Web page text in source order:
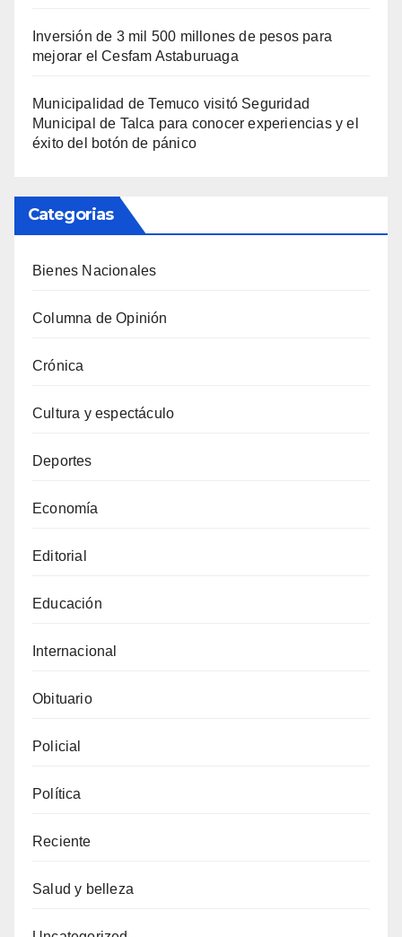
Inversión de 3 mil 500 millones de pesos para
mejorar el Cesfam Astaburuaga
Municipalidad de Temuco visitó Seguridad
Municipal de Talca para conocer experiencias y el
éxito del botón de pánico
Categorias
Bienes Nacionales
Columna de Opinión
Crónica
Cultura y espectáculo
Deportes
Economía
Editorial
Educación
Internacional
Obituario
Policial
Política
Reciente
Salud y belleza